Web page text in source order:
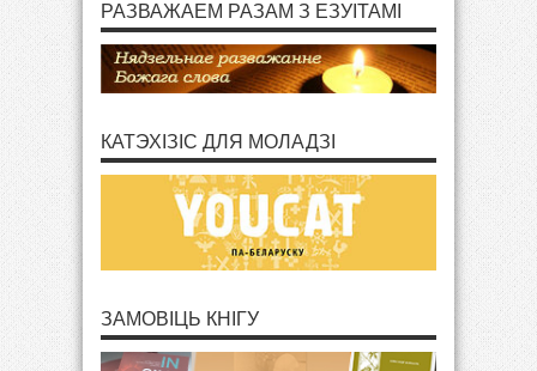
РАЗВАЖАЕМ РАЗАМ З ЕЗУІТАМІ
КАТЭХІЗІС ДЛЯ МОЛАДЗІ
ЗАМОВІЦЬ КНІГУ